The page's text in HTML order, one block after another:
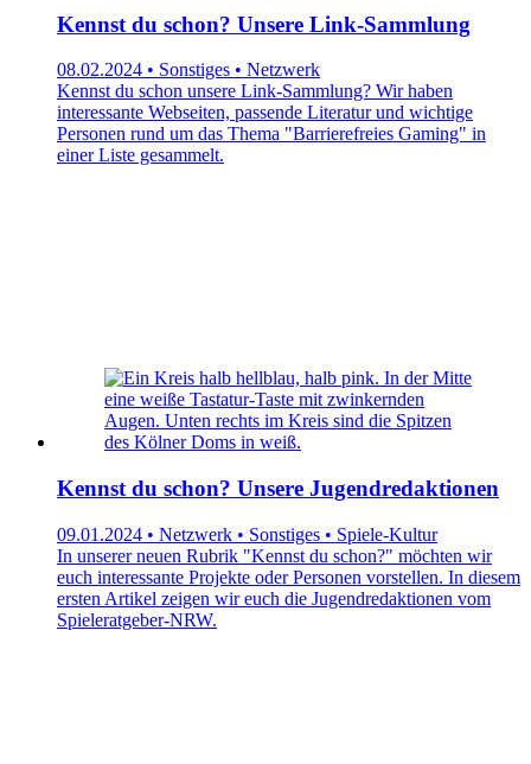
Kennst du schon? Unsere Link-Sammlung
08.02.2024 • Sonstiges • Netzwerk
Kennst du schon unsere Link-Sammlung? Wir haben
interessante Webseiten, passende Literatur und wichtige
Personen rund um das Thema "Barrierefreies Gaming" in
einer Liste gesammelt.
Kennst du schon? Unsere Jugendredaktionen
09.01.2024 • Netzwerk • Sonstiges • Spiele-Kultur
In unserer neuen Rubrik "Kennst du schon?" möchten wir
euch interessante Projekte oder Personen vorstellen. In diesem
ersten Artikel zeigen wir euch die Jugendredaktionen vom
Spieleratgeber-NRW.